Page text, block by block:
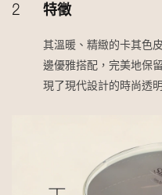
2 特徵
其溫暖、精緻的卡其色
邊優雅搭配，完美地保
現了現代設計的時尚透